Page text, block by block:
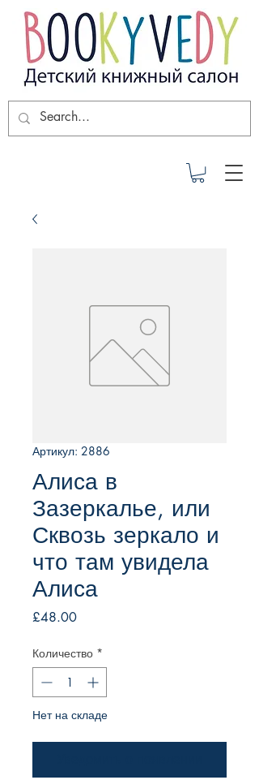
Артикул: 2886
Алиса в
Зазеркалье, или
Сквозь зеркало и
что там увидела
Алиса
£48.00Цена
Количество *
Нет на складе